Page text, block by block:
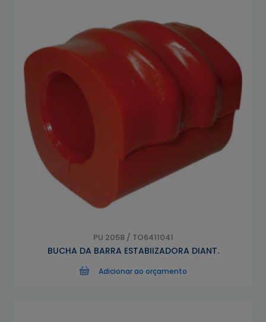
PU 2058 / TO6411041
BUCHA DA BARRA ESTABIIZADORA DIANT.
Adicionar ao orçamento